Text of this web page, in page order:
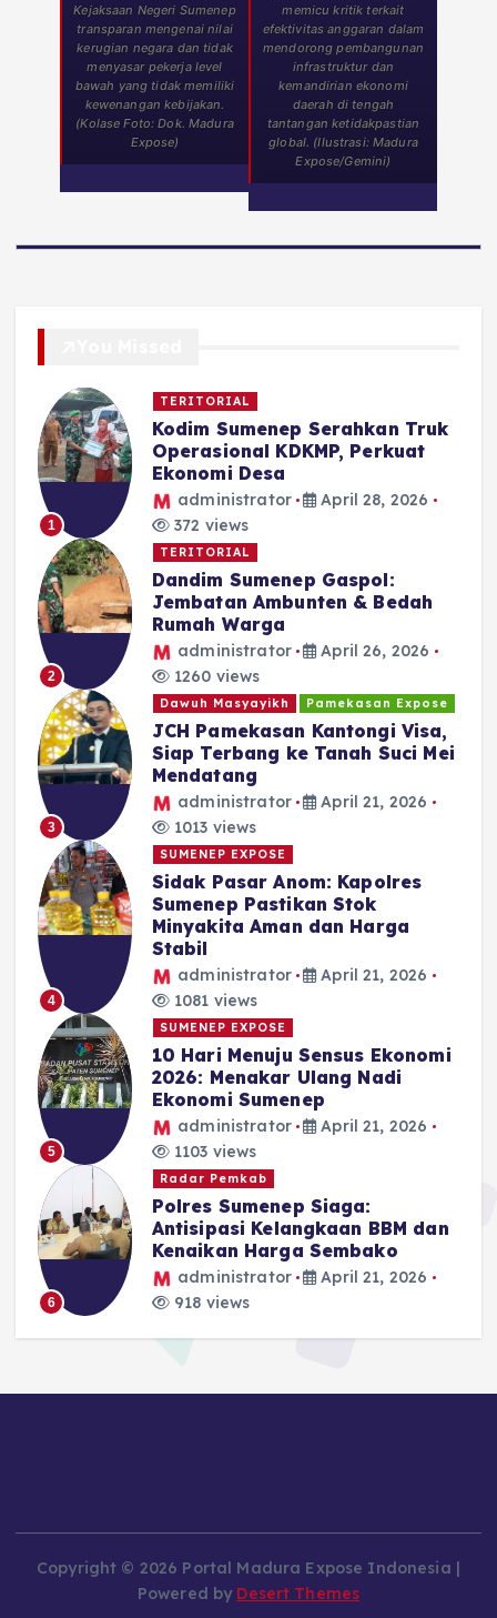
Kejaksaan Negeri Sumenep
transparan mengenai nilai
kerugian negara dan tidak
menyasar pekerja level
bawah yang tidak memiliki
kewenangan kebijakan.
(Kolase Foto: Dok. Madura
Expose)
memicu kritik terkait
efektivitas anggaran dalam
mendorong pembangunan
infrastruktur dan
kemandirian ekonomi
daerah di tengah
tantangan ketidakpastian
global. (Ilustrasi: Madura
Expose/Gemini)
1
TERITORIAL
Kodim Sumenep Serahkan Truk
Operasional KDKMP, Perkuat
Ekonomi Desa
administrator
April 28, 2026
372 views
2
TERITORIAL
Dandim Sumenep Gaspol:
Jembatan Ambunten & Bedah
Rumah Warga
administrator
April 26, 2026
1260 views
3
Dawuh Masyayikh Pamekasan Expose
JCH Pamekasan Kantongi Visa,
Siap Terbang ke Tanah Suci Mei
Mendatang
administrator
April 21, 2026
1013 views
4
SUMENEP EXPOSE
Sidak Pasar Anom: Kapolres
Sumenep Pastikan Stok
Minyakita Aman dan Harga
Stabil
administrator
April 21, 2026
1081 views
5
SUMENEP EXPOSE
10 Hari Menuju Sensus Ekonomi
2026: Menakar Ulang Nadi
Ekonomi Sumenep
administrator
April 21, 2026
1103 views
6
Radar Pemkab
Polres Sumenep Siaga:
Antisipasi Kelangkaan BBM dan
Kenaikan Harga Sembako
administrator
April 21, 2026
918 views
Copyright © 2026 Portal Madura Expose Indonesia |
Powered by Desert Themes